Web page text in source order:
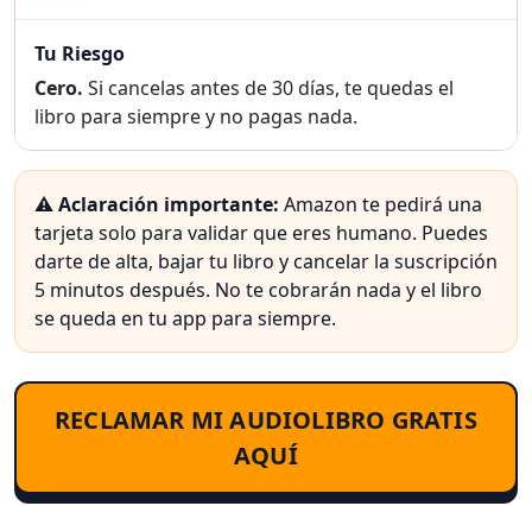
Cero. Si cancelas antes de 30 días, te quedas el
libro para siempre y no pagas nada.
⚠️Aclaración importante: Amazon te pedirá una
tarjeta solo para validar que eres humano. Puedes
darte de alta, bajar tu libro y cancelar la suscripción
5 minutos después. No te cobrarán nada y el libro
se queda en tu app para siempre.
RECLAMAR MI AUDIOLIBRO GRATIS
AQUÍ